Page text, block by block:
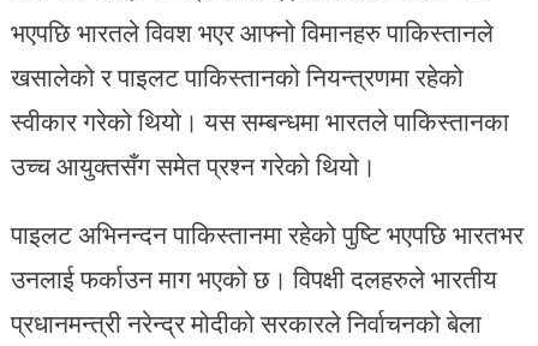
भएपछि भारतले विवश भएर आफ्नो विमानहरु पाकिस्तानले
खसालेको र पाइलट पाकिस्तानको नियन्त्रणमा रहेको
स्वीकार गरेको थियो। यस सम्बन्धमा भारतले पाकिस्तानका
उच्च आयुक्तसँग समेत प्रश्न गरेको थियो।
पाइलट अभिनन्दन पाकिस्तानमा रहेको पुष्टि भएपछि भारतभर
उनलाई फर्काउन माग भएको छ। विपक्षी दलहरुले भारतीय
प्रधानमन्त्री नरेन्द्र मोदीको सरकारले निर्वाचनको बेला